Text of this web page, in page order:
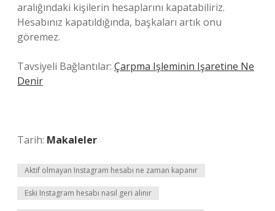
aralığındaki kişilerin hesaplarını kapatabiliriz.
Hesabınız kapatıldığında, başkaları artık onu
göremez.
Tavsiyeli Bağlantılar: Çarpma Işleminin Işaretine Ne
Denir
Tarih: Makaleler
Aktif olmayan Instagram hesabı ne zaman kapanır
Eski Instagram hesabı nasıl geri alınır